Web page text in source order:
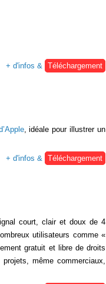
+ d'infos &
Téléchargement
, idéale pour illustrer un
+ d'infos &
Téléchargement
court, clair et doux de 4
utilisateurs comme «
gratuit et libre de droits
même commerciaux,